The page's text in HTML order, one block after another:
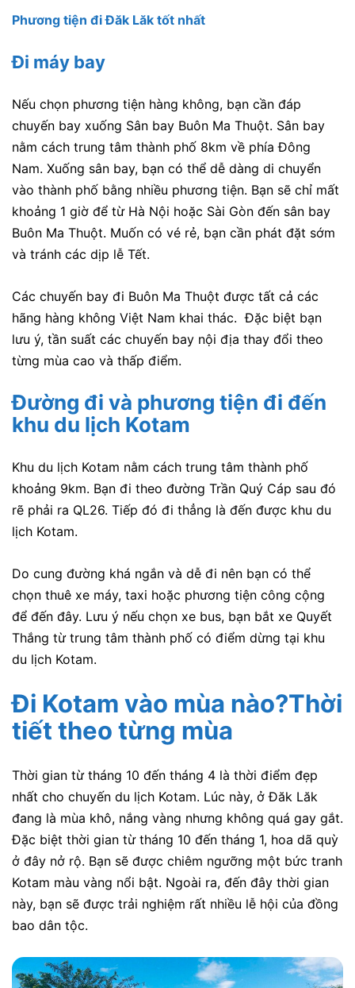
Phương tiện đi Đăk Lăk tốt nhất
Đi máy bay
Nếu chọn phương tiện hàng không, bạn cần đáp
chuyến bay xuống Sân bay Buôn Ma Thuột. Sân bay
nằm cách trung tâm thành phố 8km về phía Đông
Nam. Xuống sân bay, bạn có thể dễ dàng di chuyển
vào thành phố bằng nhiều phương tiện. Bạn sẽ chỉ mất
khoảng 1 giờ để từ Hà Nội hoặc Sài Gòn đến sân bay
Buôn Ma Thuột. Muốn có vé rẻ, bạn cần phát đặt sớm
và tránh các dịp lễ Tết.
Các chuyến bay đi Buôn Ma Thuột được tất cả các
hãng hàng không Việt Nam khai thác. Đặc biệt bạn
lưu ý, tần suất các chuyến bay nội địa thay đổi theo
từng mùa cao và thấp điểm.
Đường đi và phương tiện đi đến
khu du lịch Kotam
Khu du lịch Kotam nằm cách trung tâm thành phố
khoảng 9km. Bạn đi theo đường Trần Quý Cáp sau đó
rẽ phải ra QL26. Tiếp đó đi thẳng là đến được khu du
lịch Kotam.
Do cung đường khá ngắn và dễ đi nên bạn có thể
chọn thuê xe máy, taxi hoặc phương tiện công cộng
để đến đây. Lưu ý nếu chọn xe bus, bạn bắt xe Quyết
Thắng từ trung tâm thành phố có điểm dừng tại khu
du lịch Kotam.
Đi Kotam vào mùa nào?Thời
tiết theo từng mùa
Thời gian từ tháng 10 đến tháng 4 là thời điểm đẹp
nhất cho chuyến du lịch Kotam. Lúc này, ở Đăk Lăk
đang là mùa khô, nắng vàng nhưng không quá gay gắt.
Đặc biệt thời gian từ tháng 10 đến tháng 1, hoa dã quỳ
ở đây nở rộ. Bạn sẽ được chiêm ngưỡng một bức tranh
Kotam màu vàng nổi bật. Ngoài ra, đến đây thời gian
này, bạn sẽ được trải nghiệm rất nhiều lễ hội của đồng
bao dân tộc.